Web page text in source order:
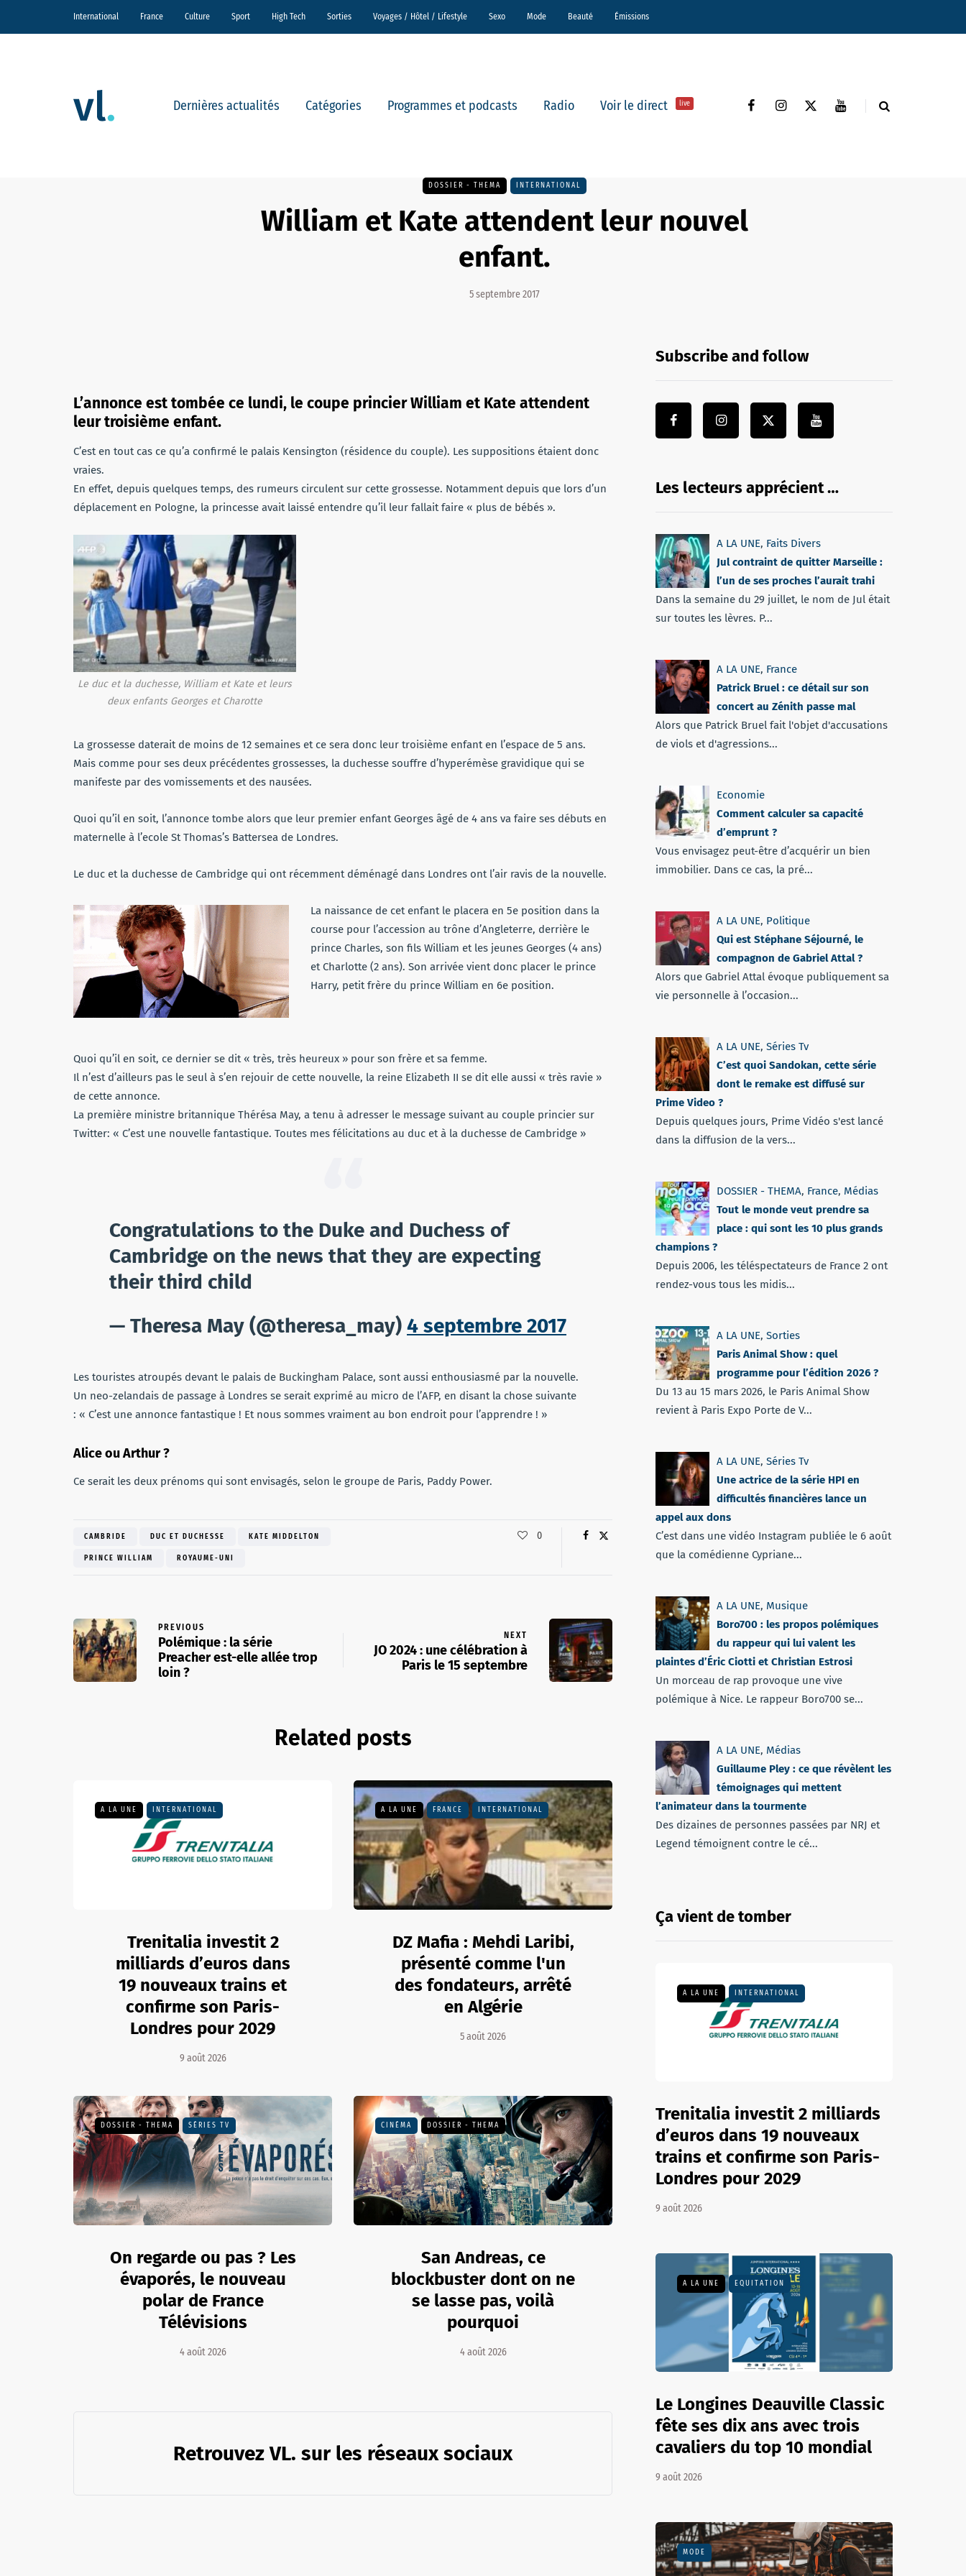
International France Culture Sport High Tech Sorties Voyages / Hôtel / Lifestyle Sexo Mode Beauté Émissions
Dernières actualités Catégories Programmes et podcasts Radio Voir le direct live
DOSSIER - THEMA INTERNATIONAL
William et Kate attendent leur nouvel
enfant.
5 septembre 2017
L’annonce est tombée ce lundi, le coupe princier William et Kate attendent
leur troisième enfant.
C’est en tout cas ce qu’a confirmé le palais Kensington (résidence du couple). Les suppositions étaient donc
vraies.
En effet, depuis quelques temps, des rumeurs circulent sur cette grossesse. Notamment depuis que lors d’un
déplacement en Pologne, la princesse avait laissé entendre qu’il leur fallait faire « plus de bébés ».
Le duc et la duchesse, William et Kate et leurs
deux enfants Georges et Charotte
La grossesse daterait de moins de 12 semaines et ce sera donc leur troisième enfant en l’espace de 5 ans.
Mais comme pour ses deux précédentes grossesses, la duchesse souffre d’hyperémèse gravidique qui se
manifeste par des vomissements et des nausées.
Quoi qu’il en soit, l’annonce tombe alors que leur premier enfant Georges âgé de 4 ans va faire ses débuts en
maternelle à l’ecole St Thomas’s Battersea de Londres.
Le duc et la duchesse de Cambridge qui ont récemment déménagé dans Londres ont l’air ravis de la nouvelle.
La naissance de cet enfant le placera en 5e position dans la
course pour l’accession au trône d’Angleterre, derrière le
prince Charles, son fils William et les jeunes Georges (4 ans)
et Charlotte (2 ans). Son arrivée vient donc placer le prince
Harry, petit frère du prince William en 6e position.
Quoi qu’il en soit, ce dernier se dit « très, très heureux » pour son frère et sa femme.
Il n’est d’ailleurs pas le seul à s’en rejouir de cette nouvelle, la reine Elizabeth II se dit elle aussi « très ravie »
de cette annonce.
La première ministre britannique Thérésa May, a tenu à adresser le message suivant au couple princier sur
Twitter: « C’est une nouvelle fantastique. Toutes mes félicitations au duc et à la duchesse de Cambridge »
Congratulations to the Duke and Duchess of
Cambridge on the news that they are expecting
their third child
— Theresa May (@theresa_may) 4 septembre 2017
Les touristes atroupés devant le palais de Buckingham Palace, sont aussi enthousiasmé par la nouvelle.
Un neo-zelandais de passage à Londres se serait exprimé au micro de l’AFP, en disant la chose suivante
: « C’est une annonce fantastique ! Et nous sommes vraiment au bon endroit pour l’apprendre ! »
Alice ou Arthur ?
Ce serait les deux prénoms qui sont envisagés, selon le groupe de Paris, Paddy Power.
CAMBRIDE DUC ET DUCHESSE KATE MIDDELTON
PRINCE WILLIAM ROYAUME-UNI
0
PREVIOUS
Polémique : la série
Preacher est-elle allée trop
loin ?
NEXT
JO 2024 : une célébration à
Paris le 15 septembre
Related posts
A LA UNE INTERNATIONAL
Trenitalia investit 2
milliards d’euros dans
19 nouveaux trains et
confirme son Paris-
Londres pour 2029
9 août 2026
A LA UNE FRANCE INTERNATIONAL
DZ Mafia : Mehdi Laribi,
présenté comme l'un
des fondateurs, arrêté
en Algérie
5 août 2026
DOSSIER - THEMA SÉRIES TV
On regarde ou pas ? Les
évaporés, le nouveau
polar de France
Télévisions
4 août 2026
CINÉMA DOSSIER - THEMA
San Andreas, ce
blockbuster dont on ne
se lasse pas, voilà
pourquoi
4 août 2026
Retrouvez VL. sur les réseaux sociaux
Subscribe and follow
Les lecteurs apprécient …
A LA UNE, Faits Divers
Jul contraint de quitter Marseille :
l’un de ses proches l’aurait trahi
Dans la semaine du 29 juillet, le nom de Jul était
sur toutes les lèvres. P...
A LA UNE, France
Patrick Bruel : ce détail sur son
concert au Zénith passe mal
Alors que Patrick Bruel fait l'objet d'accusations
de viols et d'agressions...
Economie
Comment calculer sa capacité
d’emprunt ?
Vous envisagez peut-être d’acquérir un bien
immobilier. Dans ce cas, la pré...
A LA UNE, Politique
Qui est Stéphane Séjourné, le
compagnon de Gabriel Attal ?
Alors que Gabriel Attal évoque publiquement sa
vie personnelle à l’occasion...
A LA UNE, Séries Tv
C’est quoi Sandokan, cette série
dont le remake est diffusé sur
Prime Video ?
Depuis quelques jours, Prime Vidéo s'est lancé
dans la diffusion de la vers...
DOSSIER - THEMA, France, Médias
Tout le monde veut prendre sa
place : qui sont les 10 plus grands
champions ?
Depuis 2006, les téléspectateurs de France 2 ont
rendez-vous tous les midis...
A LA UNE, Sorties
Paris Animal Show : quel
programme pour l’édition 2026 ?
Du 13 au 15 mars 2026, le Paris Animal Show
revient à Paris Expo Porte de V...
A LA UNE, Séries Tv
Une actrice de la série HPI en
difficultés financières lance un
appel aux dons
C’est dans une vidéo Instagram publiée le 6 août
que la comédienne Cypriane...
A LA UNE, Musique
Boro700 : les propos polémiques
du rappeur qui lui valent les
plaintes d’Éric Ciotti et Christian Estrosi
Un morceau de rap provoque une vive
polémique à Nice. Le rappeur Boro700 se...
A LA UNE, Médias
Guillaume Pley : ce que révèlent les
témoignages qui mettent
l’animateur dans la tourmente
Des dizaines de personnes passées par NRJ et
Legend témoignent contre le cé...
Ça vient de tomber
A LA UNE INTERNATIONAL
Trenitalia investit 2 milliards
d’euros dans 19 nouveaux
trains et confirme son Paris-
Londres pour 2029
9 août 2026
A LA UNE EQUITATION
Le Longines Deauville Classic
fête ses dix ans avec trois
cavaliers du top 10 mondial
9 août 2026
MODE